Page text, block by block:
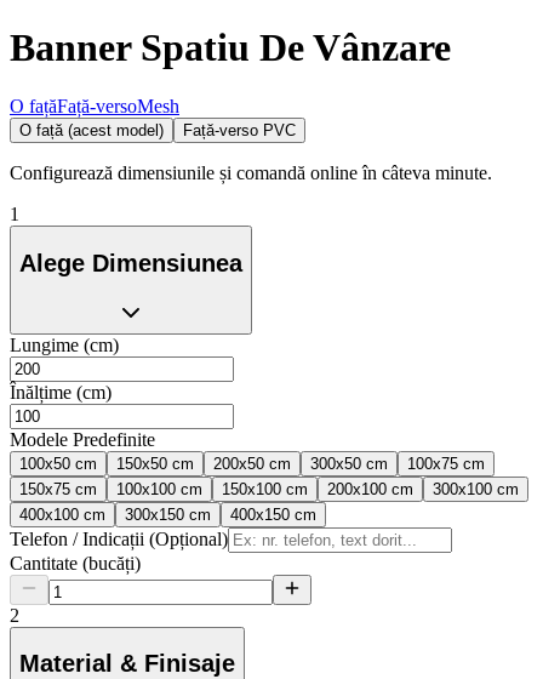
Banner Spatiu De Vânzare
O fațăFață-versoMesh
O față (acest model) Față-verso PVC
Configurează dimensiunile și comandă online în câteva minute.
1
Alege Dimensiunea
Lungime (cm)
Înălțime (cm)
Modele Predefinite
100x50 cm 150x50 cm 200x50 cm 300x50 cm
100x75 cm
150x75 cm
100x100 cm 150x100 cm 200x100 cm
300x100 cm
400x100 cm
300x150 cm 400x150 cm
Telefon / Indicații (Opțional)
Cantitate (bucăți)
2
Material & Finisaje